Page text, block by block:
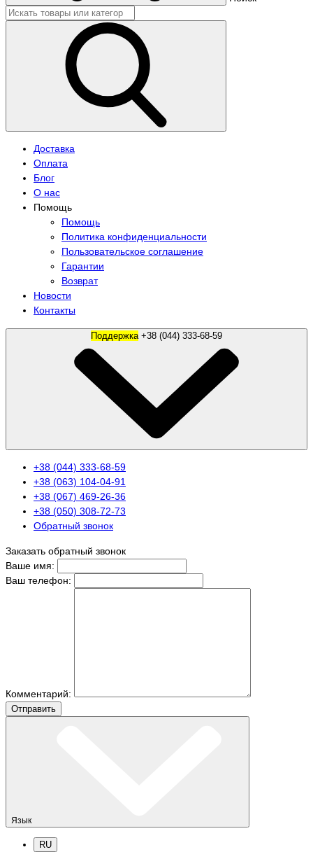
Доставка
Оплата
Блог
О нас
Помощь
Помощь
Политика конфиденциальности
Пользовательское соглашение
Гарантии
Возврат
Новости
Контакты
Поддержка
+38 (044) 333-68-59
+38 (063) 104-04-91
+38 (067) 469-26-36
+38 (050) 308-72-73
Обратный звонок
Заказать обратный звонок
Ваше имя:
Ваш телефон:
Комментарий:
Отправить
Язык
RU